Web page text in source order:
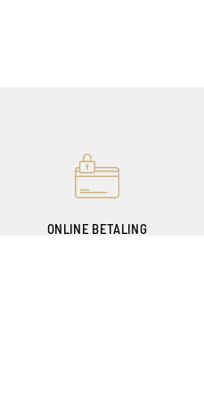
ONLINE BETALING